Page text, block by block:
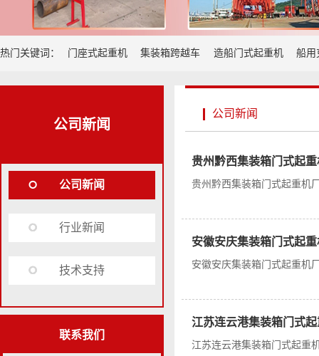
热门关键词： 门座式起重机 集装箱跨越车 造船门式起重机 船用
公司新闻
公司新闻
行业新闻
技术支持
联系我们
公司新闻
贵州黔西集装箱门式起
贵州黔西集装箱门式起重机
安徽安庆集装箱门式起
安徽安庆集装箱门式起重机
江苏连云港集装箱门式
江苏连云港集装箱门式起重